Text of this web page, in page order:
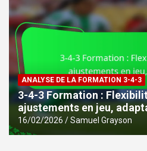
ANALYSE DE LA FORMATION 3-4-3
3-4-3 Formation :
ajustements en jeu,
16/02/2026 Samuel Grayson